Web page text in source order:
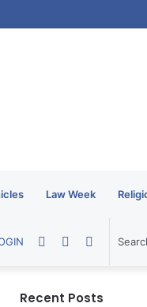
Law Week
Switch
Sidebar
Random
Recent Posts